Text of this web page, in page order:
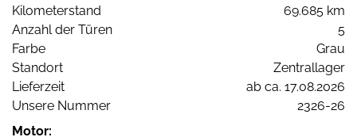
Kilometerstand
69.685 km
Anzahl der Türen
5
Farbe
Grau
Standort
Zentrallager
Lieferzeit
ab ca. 17.08.2026
Unsere Nummer
2326-26
Motor: